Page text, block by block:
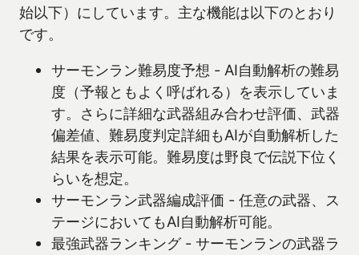
始以下）にしています。主な機能は以下のとおり
です。
サーモンラン難易度予想 - AI自動解析の難易
度（予報ともよく呼ばれる）を表示していま
す。さらに詳細な武器組み合わせ評価、武器
偏差値、難易度判定詳細もAIが自動解析した
結果を表示可能。難易度は野良で伝説下位く
らいを想定。
サーモンラン武器編成評価 - 任意の武器、ス
テージにおいてもAI自動解析可能。
最強武器ランキング - サーモンランの武器ラ